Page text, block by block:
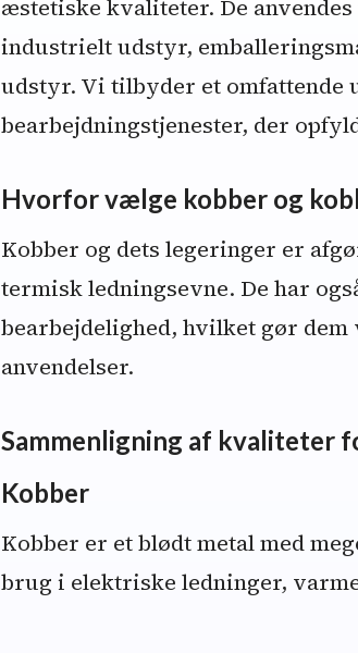
æstetiske kvaliteter. De
industrielt udstyr,
udstyr. Vi tilbyder et omfattende
bearbejdningstjenester, der
Hvorfor vælge kobber og
Kobber og dets legeringer er
termisk ledningsevne. De har
bearbejdelighed, hvilket gør
anvendelser.
Sammenligning af kvaliteter
Kobber
Kobber er et blødt metal med
brug i elektriske ledninger,